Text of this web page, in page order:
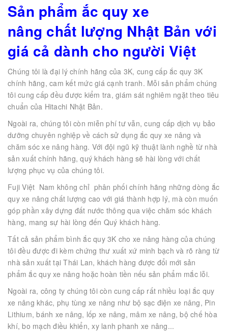
Sản phẩm ắc quy xe
nâng chất lượng Nhật Bản với
giá cả dành cho người Việt
Chúng tôi là đại lý chính hãng của 3K, cung cấp ắc quy 3K
chính hãng, cam kết mức giá cạnh tranh. Mỗi sản phẩm chúng
tôi cung cấp đều được kiểm tra, giám sát nghiêm ngặt theo tiêu
chuẩn của Hitachi Nhật Bản.
Ngoài ra, chúng tôi còn miễn phí tư vẫn, cung cấp dịch vụ bảo
dưỡng chuyên nghiệp về cách sử dụng ắc quy xe nâng và
chăm sóc xe nâng hàng. Với đội ngũ kỹ thuật lành nghề từ nhà
sản xuất chính hãng, quý khách hàng sẽ hài lòng với chất
lượng phục vụ của chúng tôi.
Fuji Việt Nam không chỉ phân phối chính hãng những dòng ắc
quy xe nâng chất lượng cao với giá thành hợp lý, mà còn muốn
góp phần xây dựng đất nước thông qua việc chăm sóc khách
hàng, mang sự hài lòng đến Quý khách hàng.
Tất cả sản phẩm bình ắc quy 3K cho xe nâng hàng của chúng
tôi đều được đi kèm chứng thư xuất xứ minh bạch và rõ ràng từ
nhà sản xuất tại Thái Lan, khách hàng được đổi mới sản
phẩm ắc quy xe nâng hoặc hoàn tiền nếu sản phẩm mắc lỗi.
Ngoài ra, công ty chúng tôi còn cung cấp rất nhiều loại ắc quy
xe nâng khác, phụ tùng xe nâng như bộ sạc điện xe nâng, Pin
Lithium, bánh xe nâng, lốp xe nâng, mâm xe nâng, bộ chế hòa
khí, bo mạch điều khiển, xy lanh phanh xe nâng...